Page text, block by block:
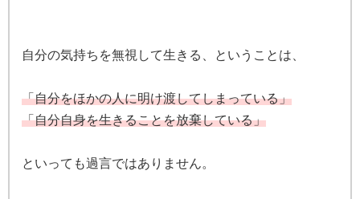
自分の気持ちを無視して生きる、ということは、
「自分をほかの人に明け渡してしまっている」
「自分自身を生きることを放棄している」
といっても過言ではありません。